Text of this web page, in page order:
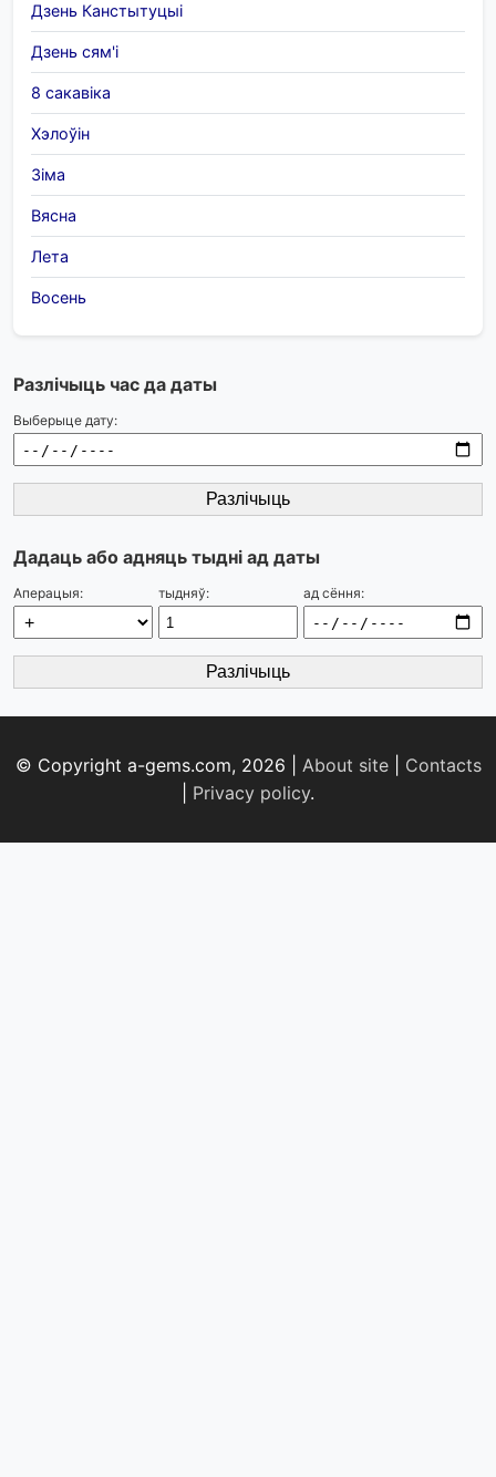
Дзень Канстытуцыі
Дзень сям'і
8 сакавіка
Хэлоўін
Зіма
Вясна
Лета
Восень
Разлічыць час да даты
Выберыце дату:
Разлічыць
Дадаць або адняць тыдні ад даты
Аперацыя: тыдняў: ад сёння:
Разлічыць
© Copyright a-gems.com, 2026 | About site| Contacts
Privacy policy.